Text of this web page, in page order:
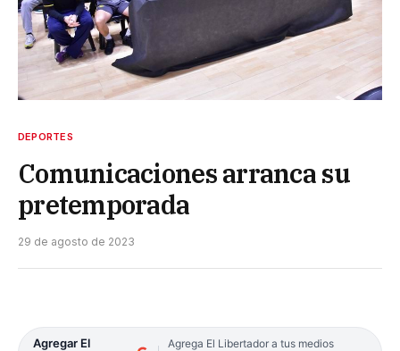
DEPORTES
Comunicaciones arranca su
pretemporada
29 de agosto de 2023
Agregar El
Agrega El Libertador a tus medios